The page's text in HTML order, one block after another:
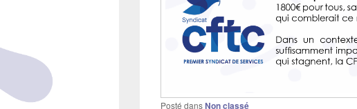
Posté dansNon classé